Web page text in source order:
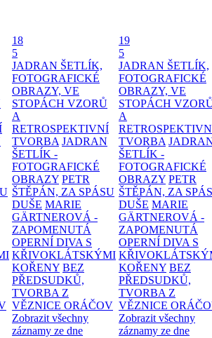
18
5
JADRAN ŠETLÍK,
FOTOGRAFICKÉ
OBRAZY, VE
STOPÁCH VZORŮ
A
RETROSPEKTIVNÍ
TVORBA JADRAN
ŠETLÍK -
FOTOGRAFICKÉ
OBRAZY PETR
ŠTĚPÁN, ZA SPÁSU
DUŠE MARIE
GÄRTNEROVÁ -
ZAPOMENUTÁ
OPERNÍ DIVA S
KŘIVOKLÁTSKÝMI
KOŘENY BEZ
PŘEDSUDKŮ,
TVORBA Z
VĚZNICE ORÁČOV
Zobrazit všechny
záznamy ze dne
19
5
JADRAN ŠETLÍK,
FOTOGRAFICKÉ
OBRAZY, VE
STOPÁCH
A
TVORBA
ŠETLÍK -
FOTOGRAFICKÉ
OBRAZY PETR
ŠTĚPÁN, ZA
DUŠE MARIE
GÄRTNEROVÁ -
ZAPOMENUTÁ
OPERNÍ DIVA S
KOŘENY BEZ
PŘEDSUDKŮ,
TVORBA Z
VĚZNICE
Zobrazit všechny
záznamy ze dne